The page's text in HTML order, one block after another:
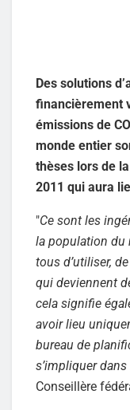
Des solutions
financièrement
émissions de
monde entier
thèses lors de
2011 qui aura
"Ce sont les
la population du
tous d’utiliser,
qui deviennent
cela signifie
avoir lieu
bureau de
s’impliquer
Conseillère